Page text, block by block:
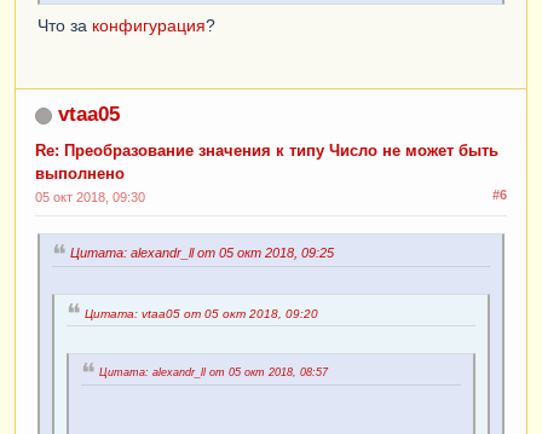
Что за конфигурация?
vtaa05
Re: Преобразование значения к типу Число не может быть
выполнено
#6
05 окт 2018, 09:30
Цитата: alexandr_ll от 05 окт 2018, 09:25
Цитата: vtaa05 от 05 окт 2018, 09:20
Цитата: alexandr_ll от 05 окт 2018, 08:57